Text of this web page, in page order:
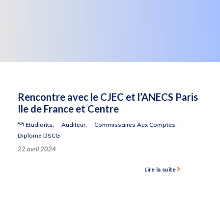
Rencontre avec le CJEC et l’ANECS Paris
Ile de France et Centre
Etudiants, Auditeur, Commissaires Aux Comptes,
Diplome DSCG
22 avril 2024
Lire la suite